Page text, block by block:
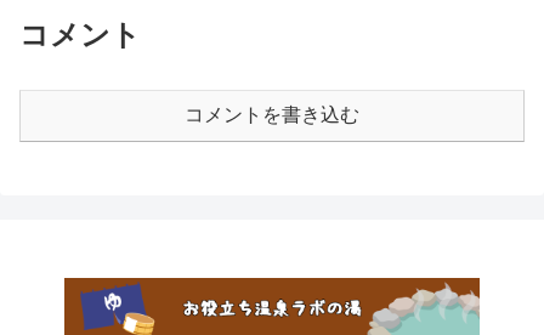
コメント
コメントを書き込む